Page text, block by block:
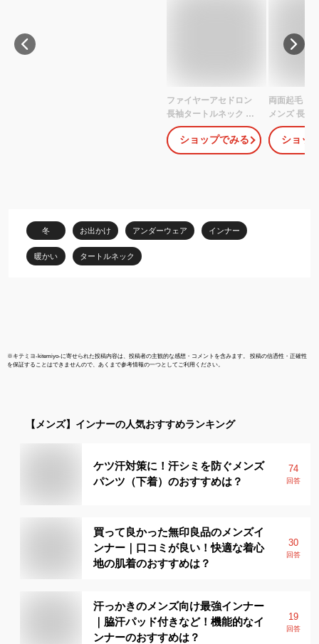
ファイヤーアセドロン
長袖タートルネック 男
性 メンズ グンゼ
GUNZE | ロンt ハイネッ
ク インナーシャツ イン
ャツ 汗対策 ヒートイン
ナー 発熱 暖かい アセド
ショップでみる
両面起毛 ヒ
メンズ 長袖
ンナーシャ
寒 肌着 あっ
インナー あ
ショッ
冬 お出かけ アンダーウェア インナー
暖かい タートルネック
※キテミヨ-kitemiyo-に寄せられた投稿内容は、投稿者の主観的な感想・コメントを含みます。 投稿の信憑性・正確性
を保証することはできませんので、あくまで参考情報の一つとしてご利用ください。
【メンズ】 インナーの人気おすすめランキング
ケツ汗対策に！汗シミを防ぐメンズ
パンツ（下着）のおすすめは？
74
回答
買って良かった無印良品のメンズイ
ンナー｜口コミが良い！快適な着心
地の肌着のおすすめは？
30
回答
汗っかきのメンズ向け最強インナー
｜脇汗パッド付きなど！機能的なイ
ンナーのおすすめは？
19
回答